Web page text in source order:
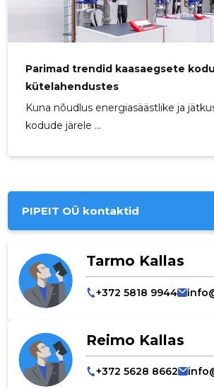
Parimad trendid kaasaegsete
kütelahendustes
Kuna nõudlus energiasäästlike ja
kodude järele ...
PIPEIT OÜ kontaktid
Tarmo Kallas
+372 5818 9944
Reimo Kallas
+372 5628 8662